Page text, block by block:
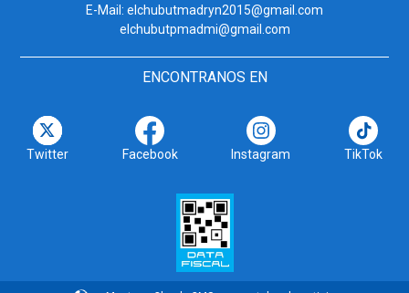
E-Mail: elchubutmadryn2015@gmail.com
elchubutpmadmi@gmail.com
ENCONTRANOS EN
Twitter Facebook Instagram TikTok